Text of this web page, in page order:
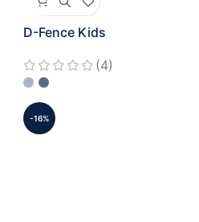
D-Fence Kids
(4)
-16%